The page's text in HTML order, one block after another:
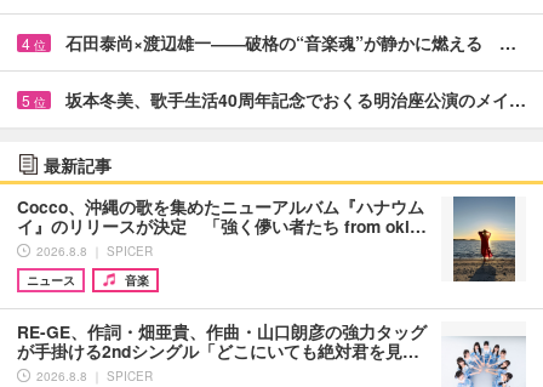
4 位 石田泰尚×渡辺雄一――破格の“音楽魂”が静かに燃える …
5 位 坂本冬美、歌手生活40周年記念でおくる明治座公演のメイ…
最新記事
Cocco、沖縄の歌を集めたニューアルバム『ハナウム
イ』のリリースが決定 「強く儚い者たち from oki…
2026.8.8 ｜ SPICER
ニュース
音楽
RE-GE、作詞・畑亜貴、作曲・山口朗彦の強力タッグ
が手掛ける2ndシングル「どこにいても絶対君を見…
2026.8.8 ｜ SPICER